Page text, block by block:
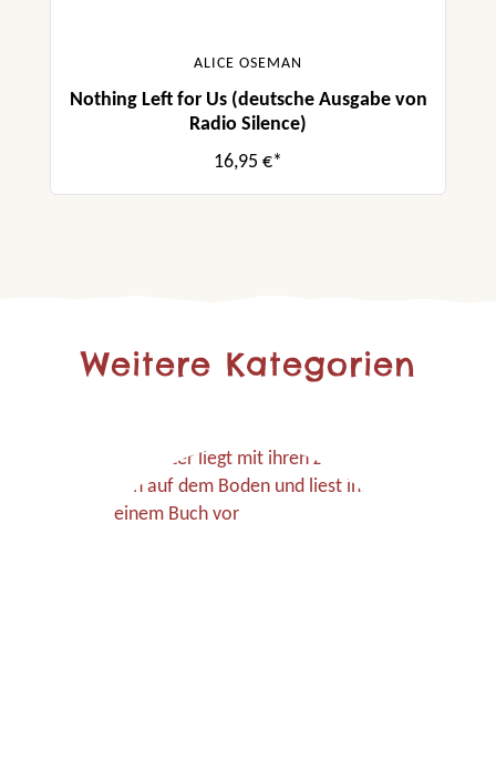
ALICE OSEMAN
Nothing Left for Us (deutsche Ausgabe von
Radio Silence)
16,95 €*
Weitere Kategorien